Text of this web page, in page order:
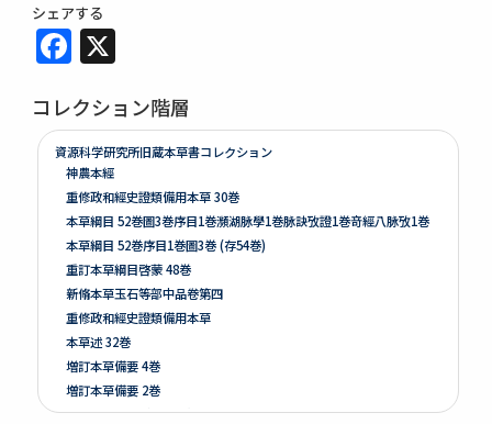
シェアする
Facebook
コレクション階層
資源科学研究所旧蔵本草書コレクション
神農本經
重修政和經史證類備用本草 30巻
本草綱目 52巻圖3巻序目1巻瀕湖脉學1巻脉訣攷證1巻竒經八脉攷1巻
本草綱目 52巻序目1巻圖3巻 (存54巻)
重訂本草綱目啓蒙 48巻
新脩本草玉石等部中品卷第四
重修政和經史證類備用本草
本草述 32巻
増訂本草備要 4巻
増訂本草備要 2巻
本草彙言 20巻 (存15巻)